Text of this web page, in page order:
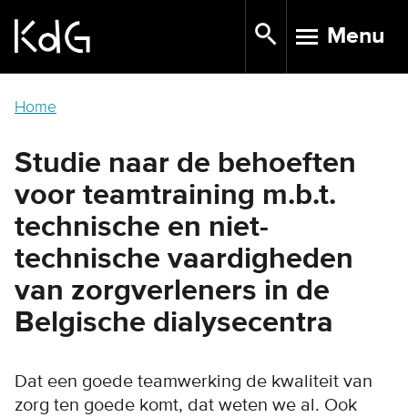
main
TOGGLE
Menu
Home
Studie naar de behoeften
voor teamtraining m.b.t.
technische en niet-
technische vaardigheden
van zorgverleners in de
Belgische dialysecentra
Dat een goede teamwerking de kwaliteit van
zorg ten goede komt, dat weten we al. Ook